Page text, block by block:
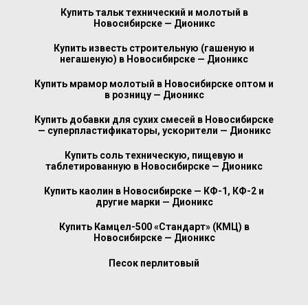
Купить тальк технический и молотый в
Новосибирске — Дионикс
Купить известь строительную (гашеную и
негашеную) в Новосибирске — Дионикс
Купить мрамор молотый в Новосибирске оптом и
в розницу — Дионикс
Купить добавки для сухих смесей в Новосибирске
— суперпластификаторы, ускорители — Дионикс
Купить соль техническую, пищевую и
таблетированную в Новосибирске — Дионикс
Купить каолин в Новосибирске — КФ-1, КФ-2 и
другие марки — Дионикс
Купить Камцел-500 «Стандарт» (КМЦ) в
Новосибирске — Дионикс
Песок перлитовый